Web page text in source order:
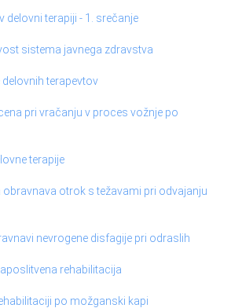
delovni terapiji - 1. srečanje
sistema javnega zdravstva
terapevtov
pri vračanju v proces vožnje po
terapije
obravnava otrok s težavami pri odvajanju
nevrogene disfagije pri odraslih
rehabilitacija
po možganski kapi